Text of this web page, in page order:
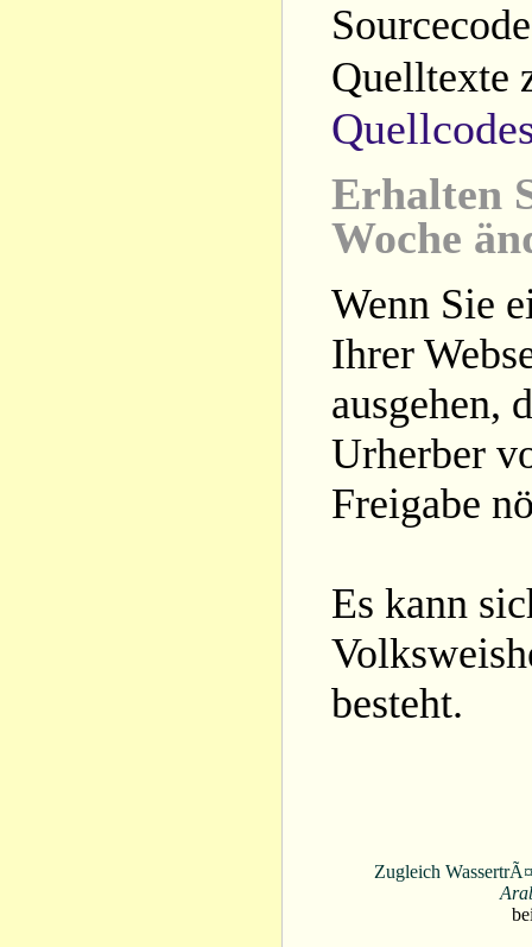
Quelltexte
Erhalten
Woche
Wenn Sie
Ihrer
ausgehen,
Urherber
Freigabe
Es kann
besteht.
Zugleich